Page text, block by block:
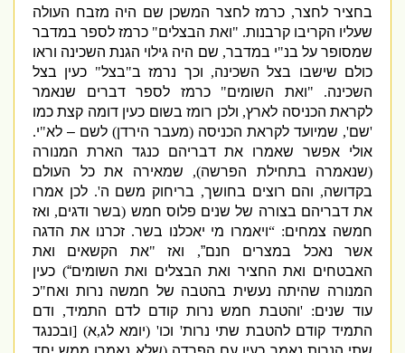
בחציר לחצר,כרמז לחצר המשכן שם היה מזבח העולה
שעליו הקריבו קרבנות. "ואת הבצלים"כרמז לספר במדבר
שמסופר על בנ"י במדבר,שם היה גילוי הגנת השכינה וראו
כולם שישבו בצל השכינה,וכך נרמז ב "בצל"כעין בצל
השכינה. " ואת השומים"כרמז לספר דברים שנאמר
לקראת הכניסה לארץ,ולכן רומז בשום כעין דומה קצת כמו
שם',שמיועד לקראת הכניסה(מעבר הירדן)לשם – לא"י.
אולי אפשר שאמרו את דבריהם כנגד הארת המנורה
שנאמרה בתחילת הפרשה),שמאירה את כל העולם
בקדושה,והם רוצים בחושך,בריחוק משם ה '.לכן אמרו
את דבריהם בצורה של שנים פלוס חמש(בשר ודגים,ואז
חמשה צמחים: “ויאמרו מי יאכלנו בשר.זכרנו את הדגה
אשר נאכל במצרים חנם”,ואז"
את הקשאים ואת
האבטחים ואת החציר ואת הבצלים ואת השומים“)כעין
המנורה שהיתה נעשית בהטבה של חמשה נרות ואח"כ
עוד שנים: 'והטבת חמש נרות קודם לדם התמיד,ודם
התמיד קודם להטבת שתי נרות'וכו' (יומא לג,א) [ובכנגד